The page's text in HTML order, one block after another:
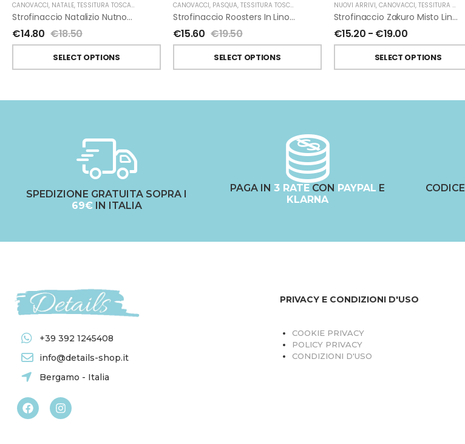
CANOVACCI, NATALE, TESSITURA TOSCANA TELERIE
Strofinaccio Natalizio Nutnook In Lino Di Tessitura Toscana Telerie
€14.80 €18.50
SELECT OPTIONS
CANOVACCI, PASQUA, TESSITURA TOSCANA TELERIE
Strofinaccio Roosters In Lino Di Tessitura Toscana Telerie
€15.60 €19.50
SELECT OPTIONS
NUOVI ARRIVI, CANOVACCI, TESSITURA TOSCANA TELERIE
Strofinaccio Zakuro Misto Lino Di Tessitura Toscana Telerie
€15.20 - €19.00
SELECT OPTIONS
SPEDIZIONE GRATUITA SOPRA I
69€IN ITALIA
PAGA IN 3 RATE CON PAYPAL E
KLARNA
CODICE
+39 392 1245408
info@details-shop.it
Bergamo - Italia
PRIVACY E CONDIZIONI D'USO
COOKIE PRIVACY
POLICY PRIVACY
CONDIZIONI D'USO